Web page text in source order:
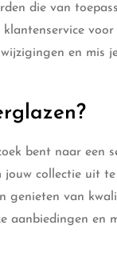
die van
voor
en mis
bent naar een
collectie uit te
genieten van
aanbiedingen en